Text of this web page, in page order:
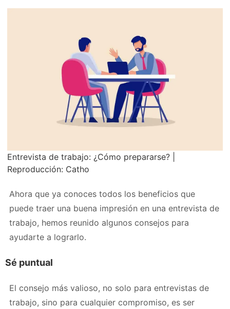
Entrevista de trabajo: ¿Cómo prepararse? |
Reproducción: Catho
Ahora que ya conoces todos los beneficios que
puede traer una buena impresión en una entrevista de
trabajo, hemos reunido algunos consejos para
ayudarte a lograrlo.
Sé puntual
El consejo más valioso, no solo para entrevistas de
trabajo, sino para cualquier compromiso, es ser